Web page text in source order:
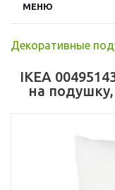
МЕНЮ
Декоративные
IKEA
на